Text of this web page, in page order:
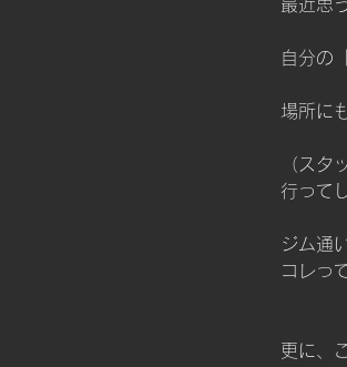
最近思
自分の
場所に
（スタ
行って
ジム通
コレっ
更に、